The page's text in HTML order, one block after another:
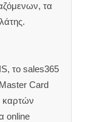
τα
το sales365
Master Card
καρτών
online